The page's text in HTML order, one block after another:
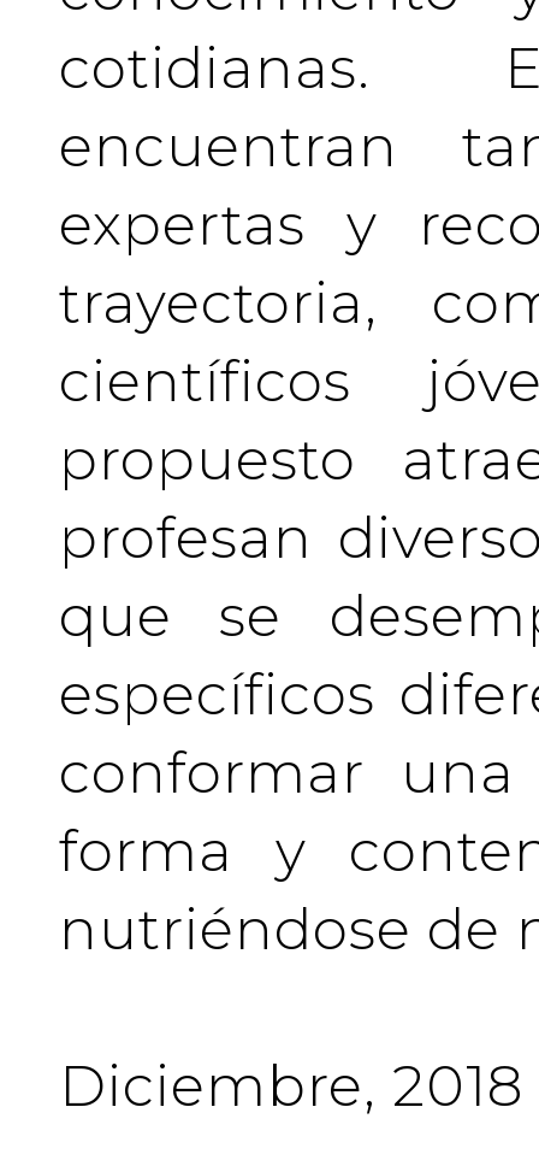
encuentran
expertas y
trayectoria,
científicos
propuesto
profesan
que se
específicos
conformar
forma y
nutriéndose de
Diciembre, 2018